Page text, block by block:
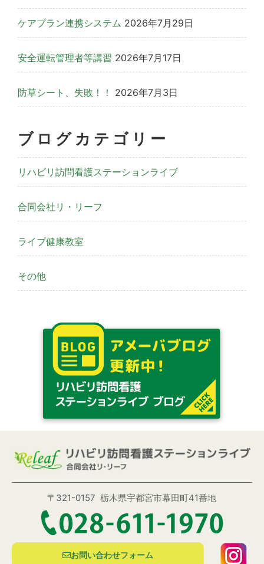
ケアプラン連携システム 2026年7月29日
安全運転管理者等講習 2026年7月17日
防草シート、失敗！！ 2026年7月3日
ブログカテゴリー
リハビリ訪問看護ステーションライブ
合同会社リ・リーフ
ライブ健康教室
その他
〒321-0157栃木県宇都宮市幕田町41番地
お問い合わせフォーム